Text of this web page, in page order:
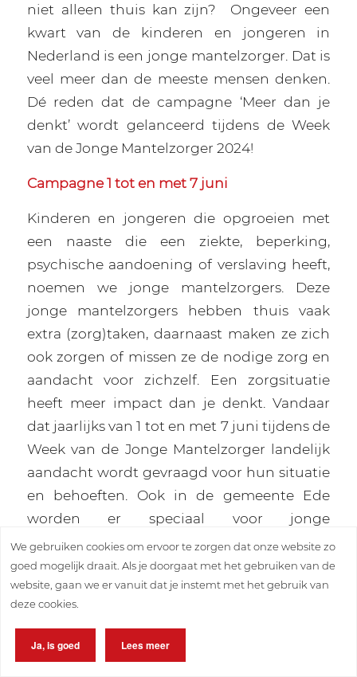
niet alleen thuis kan zijn? Ongeveer een
kwart van de kinderen en jongeren in
Nederland is een jonge mantelzorger. Dat is
veel meer dan de meeste mensen denken.
Dé reden dat de campagne ‘Meer dan je
denkt’ wordt gelanceerd tijdens de Week
van de Jonge Mantelzorger 2024!
Campagne 1 tot en met 7 juni
Kinderen en jongeren die opgroeien met
een naaste die een ziekte, beperking,
psychische aandoening of verslaving heeft,
noemen we jonge mantelzorgers. Deze
jonge mantelzorgers hebben thuis vaak
extra (zorg)taken, daarnaast maken ze zich
ook zorgen of missen ze de nodige zorg en
aandacht voor zichzelf. Een zorgsituatie
heeft meer impact dan je denkt. Vandaar
dat jaarlijks van 1 tot en met 7 juni tijdens de
Week van de Jonge Mantelzorger landelijk
aandacht wordt gevraagd voor hun situatie
en behoeften. Ook in de gemeente Ede
worden er speciaal voor jonge
mantelzorgers activiteiten georganiseerd
door JMZ Go! van welzijnsorganisatie
Malkander.
We gebruiken cookies om ervoor te zorgen dat onze website zo
goed mogelijk draait. Als je doorgaat met het gebruiken van de
website, gaan we er vanuit dat je instemt met het gebruik van
deze cookies.
Ja, is goed Lees meer